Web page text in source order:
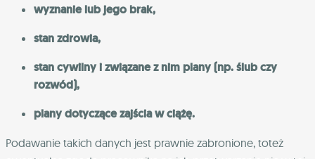
wyznanie lub jego brak,
stan zdrowia,
stan cywilny i związane z nim plany (np. ślub czy
rozwód),
plany dotyczące zajścia w ciążę.
Podawanie takich danych jest prawnie zabronione, toteż